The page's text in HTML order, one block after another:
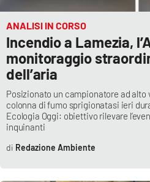
ANALISI IN CORSO
Incendio a Lamezia,
monitoraggio
dell’aria
Posizionato un campionatore ad alto
colonna di fumo sprigionatasi ieri
Ecologia Oggi: obiettivo rilevare
inquinanti
Redazione Ambiente